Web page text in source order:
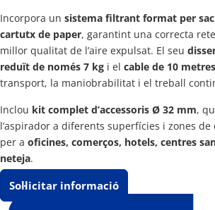
Incorpora un sistema filtrant format per
cartutx de paper, garantint una correcta
millor qualitat de l’aire expulsat. El seu
reduït de només 7 kg i el cable de 10 metres
transport, la maniobrabilitat i el treball
Inclou kit complet d’accessoris Ø 32 mm,
l’aspirador a diferents superfícies i zones de
per a oficines, comerços, hotels, centres
neteja.
Sol·licitar informació